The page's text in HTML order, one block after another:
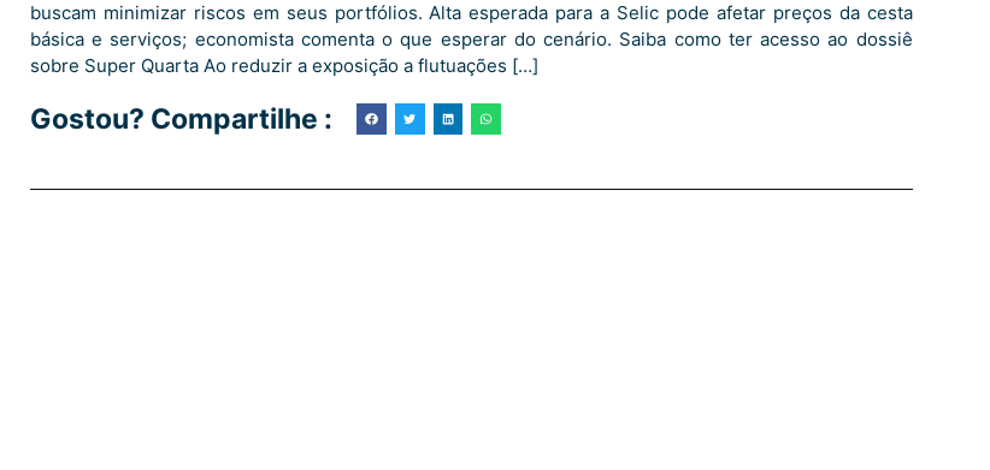
buscam minimizar riscos em seus portfólios. Alta esperada para a Selic pode afetar preços da cesta
básica e serviços; economista comenta o que esperar do cenário. Saiba como ter acesso ao dossiê
sobre Super Quarta Ao reduzir a exposição a flutuações […]
Gostou? Compartilhe :